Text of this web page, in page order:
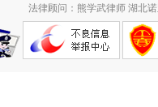
法律顾问：熊学武律师 湖北